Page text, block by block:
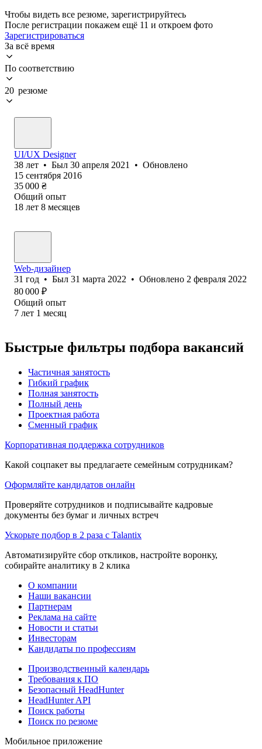
Чтобы видеть все резюме, зарегистрируйтесь
После регистрации покажем ещё 11 и откроем фото
Зарегистрироваться
За всё время
По соответствию
20 резюме
UI/UX Designer
38 лет • Был 30 апреля 2021 • Обновлено
15 сентября 2016
35 000 ₴
Общий опыт
18 лет 8 месяцев
Web-дизайнер
31 год • Был 31 марта 2022 • Обновлено 2 февраля 2022
80 000 ₽
Общий опыт
7 лет 1 месяц
Быстрые фильтры подбора вакансий
Частичная занятость
Гибкий график
Полная занятость
Полный день
Проектная работа
Сменный график
Корпоративная поддержка сотрудников
Какой соцпакет вы предлагаете семейным сотрудникам?
Оформляйте кандидатов онлайн
Проверяйте сотрудников и подписывайте кадровые
документы без бумаг и личных встреч
Ускорьте подбор в 2 раза с Talantix
Автоматизируйте сбор откликов, настройте воронку,
собирайте аналитику в 2 клика
О компании
Наши вакансии
Партнерам
Реклама на сайте
Новости и статьи
Инвесторам
Кандидаты по профессиям
Производственный календарь
Требования к ПО
Безопасный HeadHunter
HeadHunter API
Поиск работы
Поиск по резюме
Мобильное приложение